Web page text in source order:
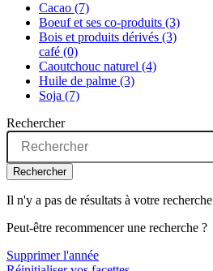
Cacao (7)
Boeuf et ses co-produits (3)
Bois et produits dérivés (3)
café (0)
Caoutchouc naturel (4)
Huile de palme (3)
Soja (7)
Rechercher
Rechercher
Il n'y a pas de résultats à votre recherche
Peut-être recommencer une recherche ?
Supprimer l'année